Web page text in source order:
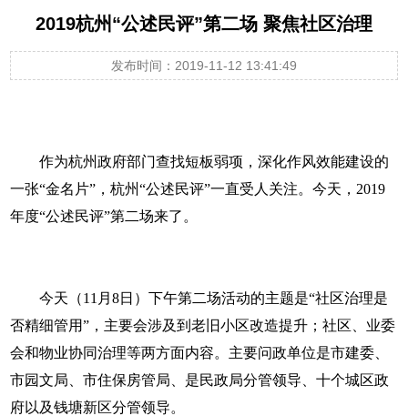
2019杭州“公述民评”第二场 聚焦社区治理
发布时间：2019-11-12 13:41:49
作为杭州政府部门查找短板弱项，深化作风效能建设的
一张“金名片”，杭州“公述民评”一直受人关注。今天，2019
年度“公述民评”第二场来了。
今天（11月8日）下午第二场活动的主题是“社区治理是
否精细管用”，主要会涉及到老旧小区改造提升；社区、业委
会和物业协同治理等两方面内容。主要问政单位是市建委、
市园文局、市住保房管局、是民政局分管领导、十个城区政
府以及钱塘新区分管领导。